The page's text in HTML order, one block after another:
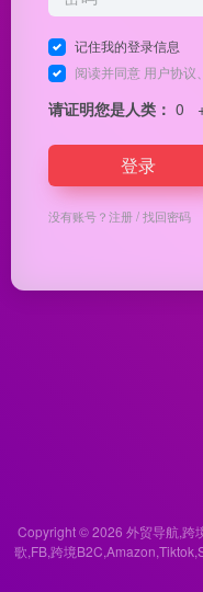
记住我的登录信息
阅读并同意 用户协议
请证明您是人类： 0
登录
没有账号？注册/找回密码
Copyright © 2026 外贸导航,跨
歌,FB,跨境